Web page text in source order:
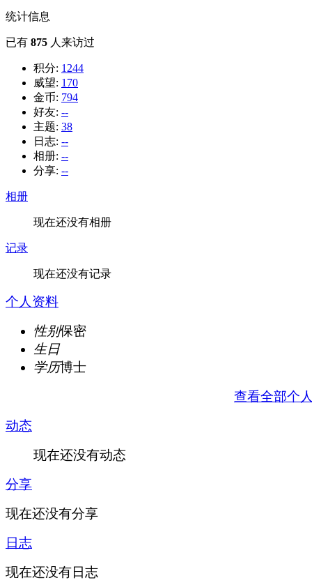
统计信息
已有 875 人来访过
积分: 1244
威望: 170
金币: 794
好友: --
主题: 38
日志: --
相册: --
分享: --
相册
现在还没有相册
记录
现在还没有记录
个人资料
性别保密
生日
学历博士
查看全部个
动态
现在还没有动态
分享
现在还没有分享
日志
现在还没有日志